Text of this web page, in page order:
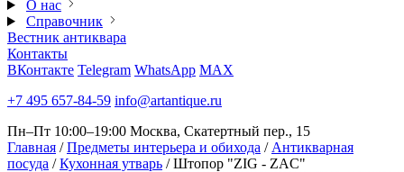
О нас
Справочник
Вестник антиквара
Контакты
ВКонтакте Telegram WhatsApp MAX
+7 495 657-84-59 info@artantique.ru
Пн–Пт 10:00–19:00 Москва, Скатертный пер., 15
Главная / Предметы интерьера и обихода / Антикварная
посуда / Кухонная утварь / Штопор "ZIG - ZAC"